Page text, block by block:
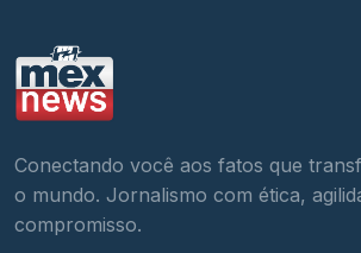
Conectando você aos fatos que
o mundo. Jornalismo com ética,
compromisso.